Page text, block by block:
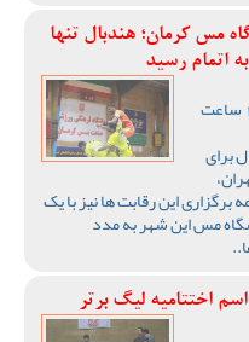
مس کرمان؛ هندبال تنها
اتمام رسید
سه‌شنبه 19 خرداد ماه 1405 ساعت
برای
برگزاری این رقابت ها نیز با یک
مس این شهر به مدد
اختتامیه لیگ برتر